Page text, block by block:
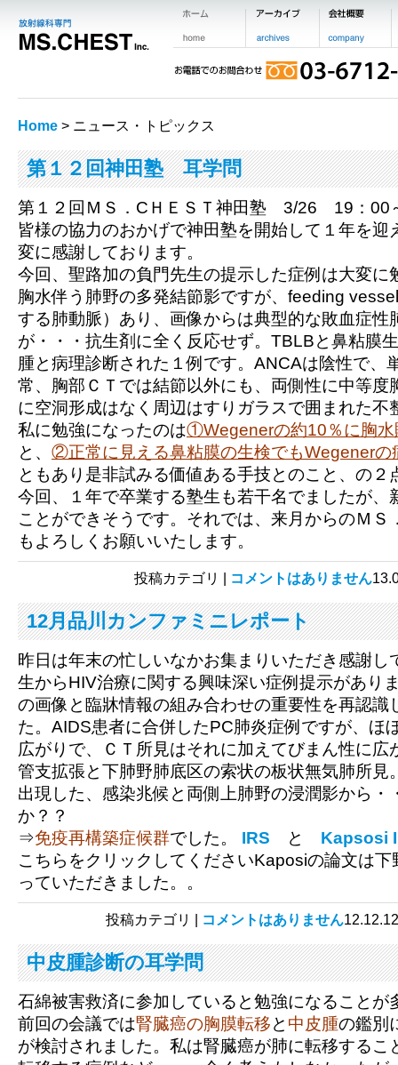
Home > ニュース・トピックス
第１２回神田塾 耳学問
第１２回ＭＳ．CＨＥＳＴ神田塾 3/26 19：00
皆様の協力のおかげで神田塾を開始して１年を迎
変に感謝しております。
今回、聖路加の負門先生の提示した症例は大変に
胸水伴う肺野の多発結節影ですが、feeding
する肺動脈）あり、画像からは典型的な敗血症性
が・・・抗生剤に全く反応せず。TBLBと鼻粘膜
腫と病理診断された１例です。ANCAは陰性で、
常、胸部ＣＴでは結節以外にも、両側性に中等度
に空洞形成はなく周辺はすりガラスで囲まれた不
私に勉強になったのは①Wegenerの約10％に胸水
と、 ②正常に見える鼻粘膜の生検でもWegenerの
ともあり是非試みる価値ある手技とのこと、の２
今回、１年で卒業する塾生も若干名でましたが、
ことができそうです。それでは、来月からのＭＳ
もよろしくお願いいたします。
投稿カテゴリ | コメントはありません
12月品川カンファミニレポート
昨日は年末の忙しいなかお集まりいただき感謝し
生からHIV治療に関する興味深い症例提示があり
の画像と臨牀情報の組み合わせの重要性を再認識
た。AIDS患者に合併したPC肺炎症例ですが、ほ
広がりで、ＣＴ所見はそれに加えてびまん性に広
管支拡張と下肺野肺底区の索状の板状無気肺所見
出現した、感染兆候と両側上肺野の浸潤影から・
か？？
⇒免疫再構築症候群でした。 IRS と Kapsosi
こちらをクリックしてくださいKaposiの論文は
っていただきました。。
投稿カテゴリ | コメントはありません
中皮腫診断の耳学問
石綿被害救済に参加していると勉強になることが
前回の会議では腎臓癌の胸膜転移と 中皮腫の鑑別
が検討されました。私は腎臓癌が肺に転移するこ